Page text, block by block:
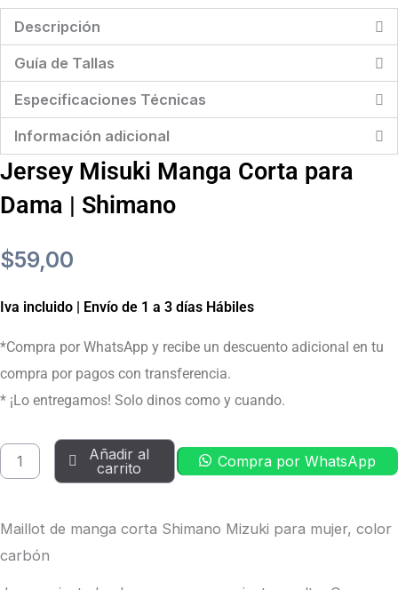
Descripción
Guía de Tallas
Especificaciones Técnicas
Información adicional
Jersey Misuki Manga Corta para
Dama | Shimano
$59,00
Iva incluido | Envío de 1 a 3 días Hábiles
*Compra por WhatsApp y recibe un descuento adicional en tu
compra por pagos con transferencia.
* ¡Lo entregamos! Solo dinos como y cuando.
para
Dama
Shimano
cantidad
Añadir al
carrito
Compra por WhatsApp
Maillot de manga corta Shimano Mizuki para mujer, color
carbón
para
Dama
Shimano
cantidad